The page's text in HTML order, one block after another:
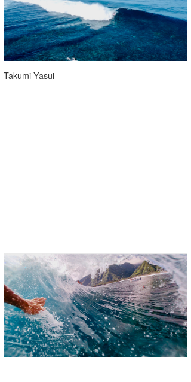
Takumi Yasui